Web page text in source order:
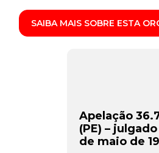
SAIBA MAIS SOBRE ESTA
Apelação
(PE) –
de maio de